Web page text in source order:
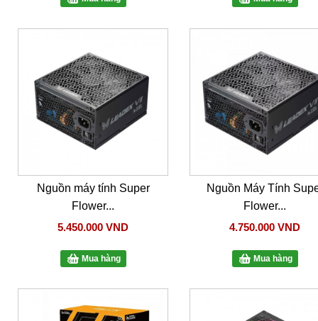
Nguồn máy tính Super
Flower...
5.450.000 VND
Mua hàng
Nguồn Máy Tính
Flower...
4.750.000 VND
Mua hàng